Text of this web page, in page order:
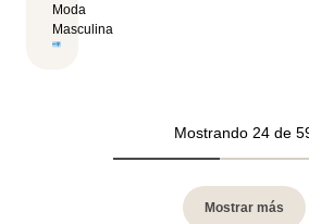
Moda
Masculina
Mostrando 24 de
Mostrar más